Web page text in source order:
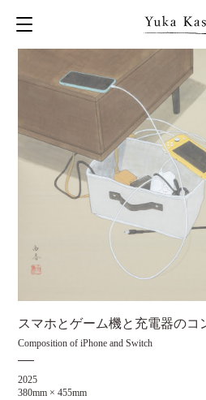
スマホとゲーム機と充電器のコ
Composition of iPhone and Switch
2025
380mm × 455mm